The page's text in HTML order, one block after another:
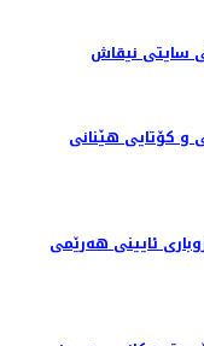
سایتی نیقاش
ئاشته‌وایی و كۆتایی هێنانی
ئایینی هەرێمی